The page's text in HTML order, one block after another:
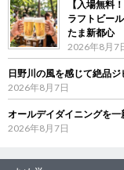
【入場無料
ラフトビー
たま新都心
2026年8月7
日野川の風を感じて絶品
2026年8月7日
オールデイダイニングを
2026年8月7日